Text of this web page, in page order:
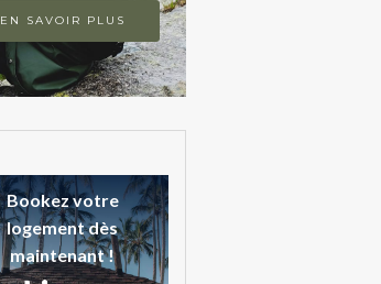
EN SAVOIR PLUS
Bookez votre
logement dès
maintenant !